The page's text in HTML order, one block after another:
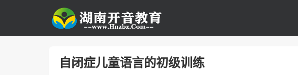
自闭症儿童语言的初级训练